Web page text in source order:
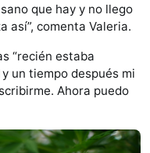
que hay y no llego
así”, comenta Valeria.
“recién estaba
un tiempo después mi
Ahora puedo